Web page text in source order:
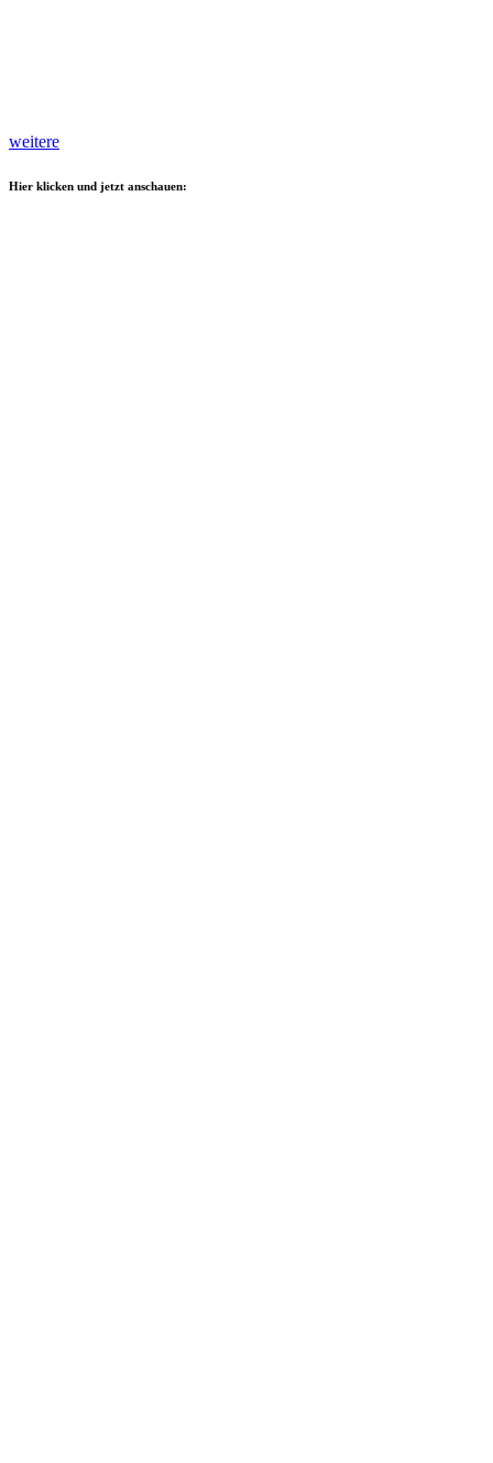
weitere
Hier klicken und jetzt anschauen: